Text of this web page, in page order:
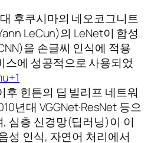
후쿠시마의 네오코그니트
LeCun)의 LeNet이 합성
을 손글씨 인식에 적용
스에 성공적으로 사용되었
후 힌튼의 딥 빌리프 네트워
년대 VGGNet·ResNet 등으
, 심층 신경망(딥러닝)이 이
성 인식, 자연어 처리에서